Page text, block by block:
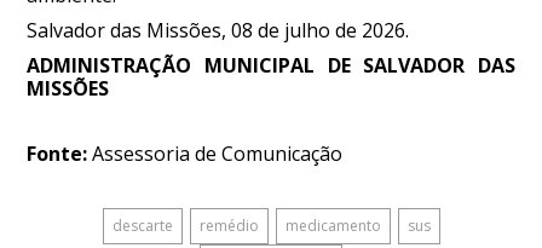
Salvador das Missões, 08 de julho de 2026.
ADMINISTRAÇÃO MUNICIPAL DE SALVADOR DAS
MISSÕES
Fonte:Assessoria de Comunicação
descarte remédio medicamento
sus